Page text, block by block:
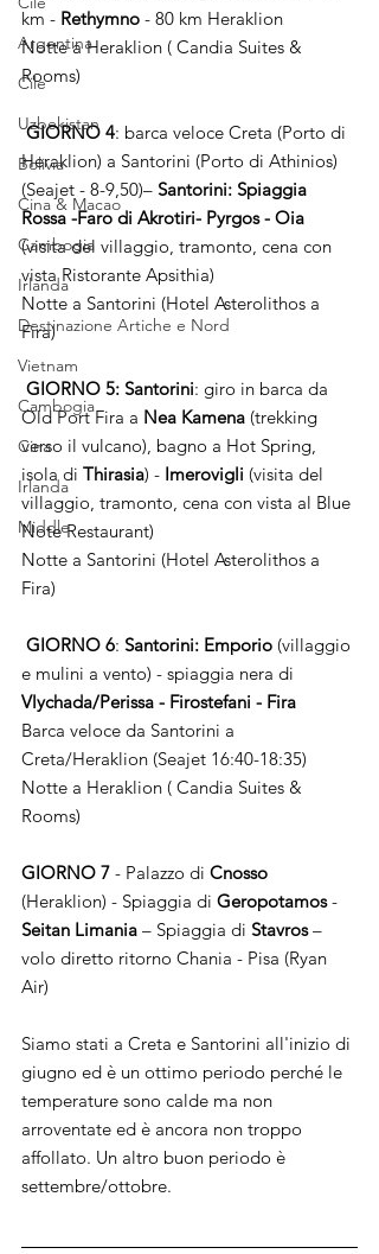
Argentina
Cile
Uzbekistan
Bolivia
Cina & Macao
Cambogia
Irlanda
Destinazione Artiche e Nord
Vietnam
Cambogia
Cina
Irlanda
Middle
km - Rethymno - 80 km Heraklion
Notte a Heraklion ( Candia Suites &
Rooms)
GIORNO 4: barca veloce Creta (Porto di
Heraklion) a Santorini (Porto di Athinios)
(Seajet - 8-9,50)– Santorini: Spiaggia
Rossa -Faro di Akrotiri- Pyrgos - Oia
(visita del villaggio, tramonto, cena con
vista Ristorante Apsithia)
Notte a Santorini (Hotel Asterolithos a
Fira)
GIORNO 5: Santorini: giro in barca da
Old Port Fira a Nea Kamena (trekking
verso il vulcano), bagno a Hot Spring,
isola di Thirasia) - Imerovigli (visita del
villaggio, tramonto, cena con vista al Blue
Note Restaurant)
Notte a Santorini (Hotel Asterolithos a
Fira)
GIORNO 6: Santorini: Emporio (villaggio
e mulini a vento) - spiaggia nera di
Vlychada/Perissa - Firostefani - Fira
Barca veloce da Santorini a
Creta/Heraklion (Seajet 16:40-18:35)
Notte a Heraklion ( Candia Suites &
Rooms)
GIORNO 7 - Palazzo di Cnosso
(Heraklion) - Spiaggia di Geropotamos -
Seitan Limania – Spiaggia di Stavros –
volo diretto ritorno Chania - Pisa (Ryan
Air)
Siamo stati a Creta e Santorini all'inizio di
giugno ed è un ottimo periodo perché le
temperature sono calde ma non
arroventate ed è ancora non troppo
affollato. Un altro buon periodo è
settembre/ottobre.